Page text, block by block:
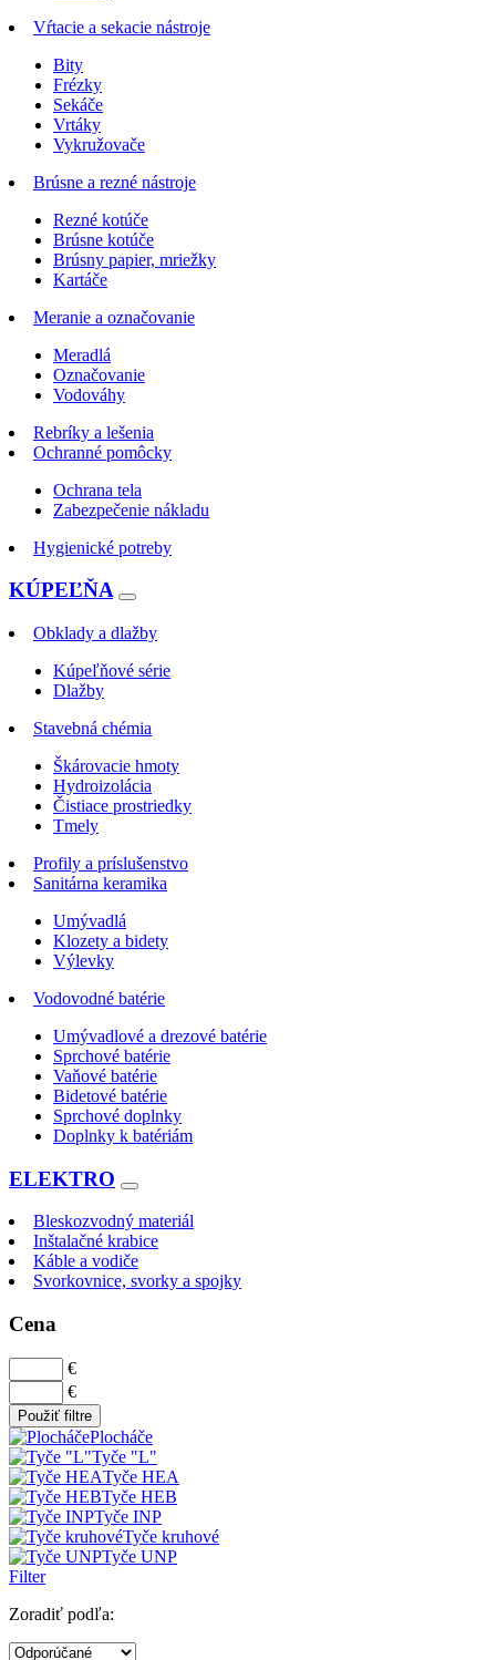
Vŕtacie a sekacie nástroje
Bity
Frézky
Sekáče
Vrtáky
Vykružovače
Brúsne a rezné nástroje
Rezné kotúče
Brúsne kotúče
Brúsny papier, mriežky
Kartáče
Meranie a označovanie
Meradlá
Označovanie
Vodováhy
Rebríky a lešenia
Ochranné pomôcky
Ochrana tela
Zabezpečenie nákladu
Hygienické potreby
KÚPEĽŇA
Obklady a dlažby
Kúpeľňové série
Dlažby
Stavebná chémia
Škárovacie hmoty
Hydroizolácia
Čistiace prostriedky
Tmely
Profily a príslušenstvo
Sanitárna keramika
Umývadlá
Klozety a bidety
Výlevky
Vodovodné batérie
Umývadlové a drezové batérie
Sprchové batérie
Vaňové batérie
Bidetové batérie
Sprchové doplnky
Doplnky k batériám
ELEKTRO
Bleskozvodný materiál
Inštalačné krabice
Káble a vodiče
Svorkovnice, svorky a spojky
Cena
€
€
Použiť filtre
Plocháče
Tyče "L"
Tyče HEA
Tyče HEB
Tyče INP
Tyče kruhové
Tyče UNP
Filter
Zoradiť podľa: